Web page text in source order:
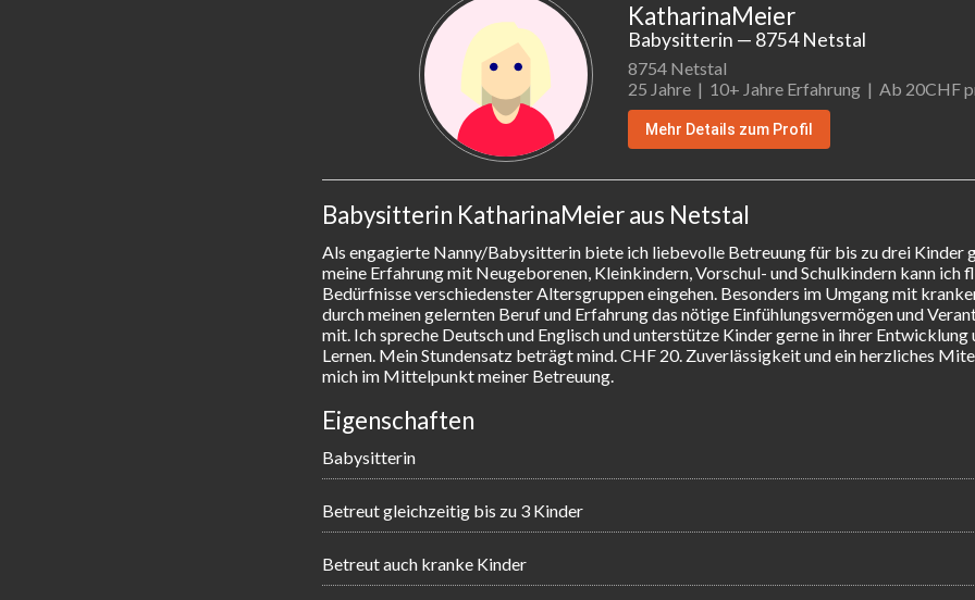
KatharinaMeier
Babysitterin — 8754 Netstal
8754 Netstal
25 Jahre | 10+ Jahre Erfahrung | Ab 20CHF
Mehr Details zum Profil
Babysitterin KatharinaMeier aus Netstal
Als engagierte Nanny/Babysitterin biete ich liebevolle Betreuung für bis zu drei Kinder
meine Erfahrung mit Neugeborenen, Kleinkindern, Vorschul- und Schulkindern kann ich
Bedürfnisse verschiedenster Altersgruppen eingehen. Besonders im Umgang mit
durch meinen gelernten Beruf und Erfahrung das nötige Einfühlungsvermögen und
mit. Ich spreche Deutsch und Englisch und unterstütze Kinder gerne in ihrer
Lernen. Mein Stundensatz beträgt mind. CHF 20. Zuverlässigkeit und ein herzliches
mich im Mittelpunkt meiner Betreuung.
Eigenschaften
Babysitterin
Betreut gleichzeitig bis zu 3 Kinder
Betreut auch kranke Kinder